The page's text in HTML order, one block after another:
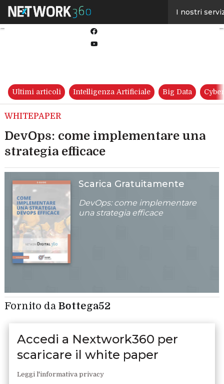
I nostri
Ultimi articoli Intelligenza Artificiale Big Data
WHITEPAPER
DevOps: come implementare una
strategia efficace
Scarica Gratuitamente
DevOps: come implementare
una strategia efficace
Fornito daBottega52
Accedi a Nextwork360 per
scaricare il white paper
Leggi l'informativa privacy